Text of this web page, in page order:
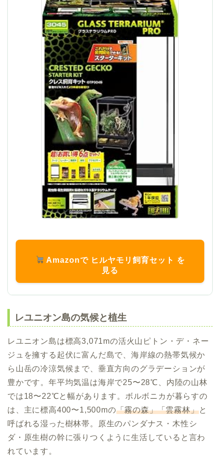
Amazonで ヒルヤモリ飼育セット を
見る
レユニオン島の気候と植生
レユニオン島は標高3,071mの活火山ピトン・デ・ネー
ジュを擁する起伏に富んだ島で、海岸線の熱帯気候か
ら山岳の冷涼気候まで、垂直方向のグラデーションが
豊かです。年平均気温は海岸で25〜28℃、内陸の山林
では18〜22℃と幅があります。ボルボニカが暮らすの
は、主に標高400〜1,500mの「霧の森」「雲霧林」と
呼ばれる湿った樹林帯。原生のパンダナス・木性シ
ダ・原生樹の幹に張りつくように生活していると言わ
れています。